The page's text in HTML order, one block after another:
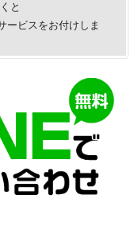
と
ービスをお付けしま